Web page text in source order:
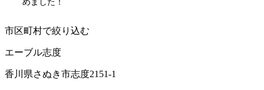
めました！
市区町村で絞り込む
エーブル志度
香川県さぬき市志度2151-1